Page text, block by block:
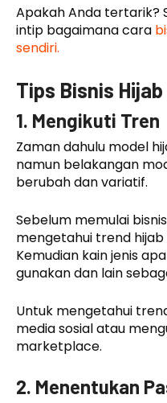
Apakah Anda tertarik?
intip bagaimana cara
sendiri.
Tips Bisnis
1. Mengikuti Tren
Zaman dahulu model
namun belakangan
berubah dan variatif.
Sebelum memulai
mengetahui trend
Kemudian kain jenis
gunakan dan lain
Untuk mengetahui
media sosial atau
marketplace.
2. Menentukan